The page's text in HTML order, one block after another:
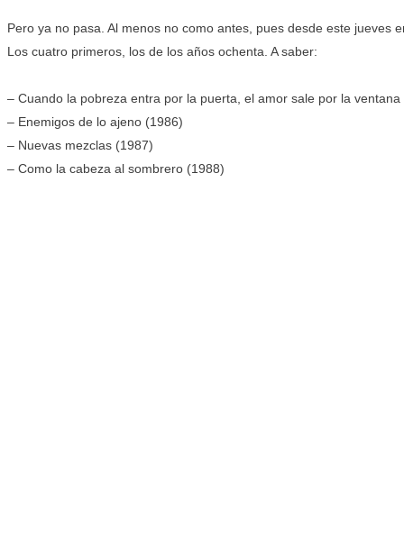
Pero ya no pasa. Al menos no como antes, pues desde este jueves
Los cuatro primeros, los de los años ochenta. A saber:
– Cuando la pobreza entra por la puerta, el amor sale por la ventana
– Enemigos de lo ajeno (1986)
– Nuevas mezclas (1987)
– Como la cabeza al sombrero (1988)